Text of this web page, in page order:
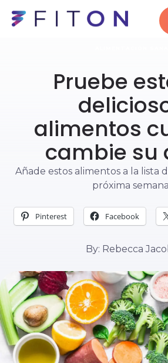
Pruebe
alimentos
cambie su
Añade estos alimentos a la lista
próxima
Pinterest Facebook
By: Rebecca